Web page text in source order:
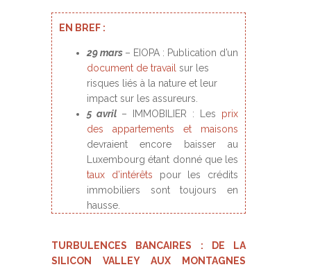
EN BREF :
29 mars – EIOPA : Publication d’un
document de travail sur les
risques liés à la nature et leur
impact sur les assureurs.
5 avril – IMMOBILIER : Les prix
des appartements et maisons
devraient encore baisser au
Luxembourg étant donné que les
taux d’intérêts
pour les crédits
immobiliers sont toujours en
hausse.
TURBULENCES BANCAIRES : DE LA
SILICON VALLEY AUX MONTAGNES